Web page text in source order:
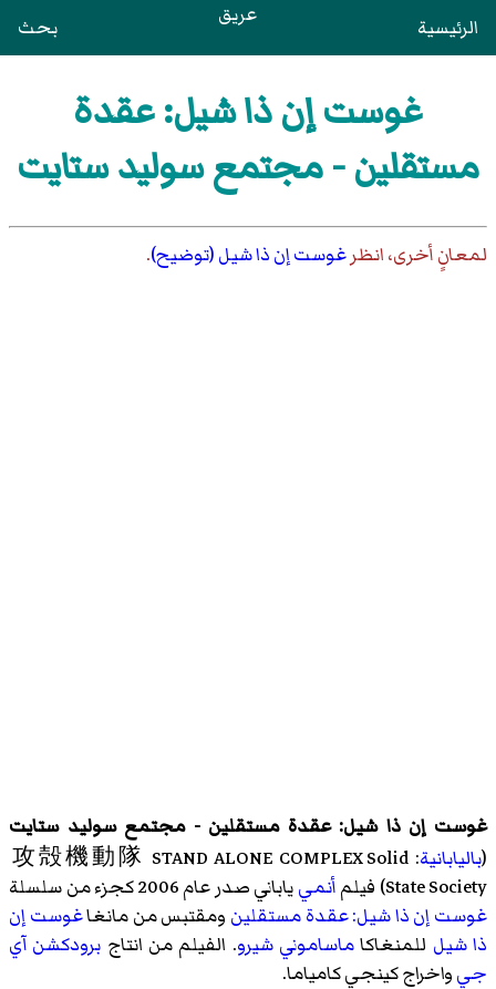
الرئيسية عريق بحث
غوست إن ذا شيل: عقدة
مستقلين - مجتمع سوليد ستايت
لمعانٍ أخرى، انظرغوست إن ذا شيل (توضيح).
غوست إن ذا شيل: عقدة مستقلين - مجتمع سوليد ستايت
(باليابانية : 攻殻機動隊 STAND ALONE COMPLEX Solid
State Society) فيلم
أنميياباني صدر عام 2006 كجزء من سلسلة
غوست إن ذا شيل: عقدة مستقلين ومقتبس من مانغاغوست إن
ذا شيل للمنغاكاماساموني شيرو. الفيلم من انتاج برودكشن آي
جيواخراج كينجي كامياما.